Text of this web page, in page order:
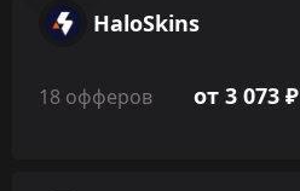
HaloSkins
18 офферов от 3 073 ₽